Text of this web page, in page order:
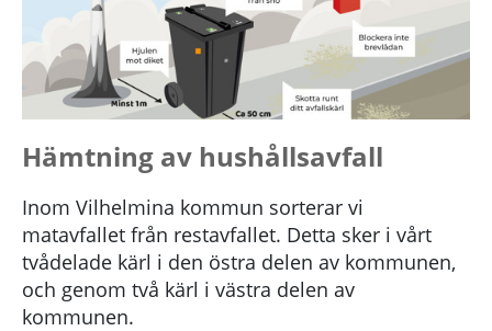
Hämtning av hushållsavfall
Inom Vilhelmina kommun sorterar vi
matavfallet från restavfallet. Detta sker i vårt
tvådelade kärl i den östra delen av kommunen,
och genom två kärl i västra delen av
kommunen.